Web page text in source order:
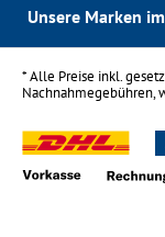
Unsere Marken
* Alle Preise inkl.
Nachnahmegebühren,